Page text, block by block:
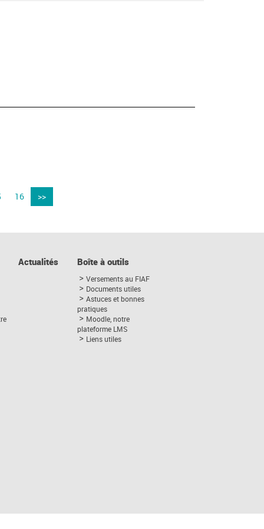
16 >>
Actualités Boîte à outils
Versements au FIAF
Documents utiles
Astuces et bonnes
pratiques
Moodle, notre
plateforme LMS
Liens utiles